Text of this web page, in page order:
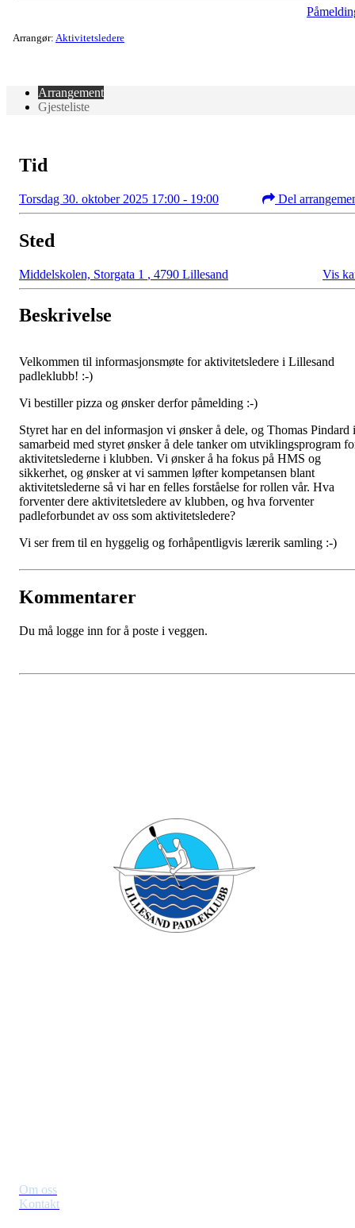
Arrangør: Aktivitetsledere
Arrangement
Gjesteliste
Tid
Torsdag 30. oktober 2025 17:00 - 19:00 Del
Sted
Middelskolen, Storgata 1 , 4790 Lillesand Vis
Beskrivelse
Velkommen til informasjonsmøte for aktivitetsledere i Lillesand
padleklubb! :-)
Vi bestiller pizza og ønsker derfor påmelding :-)
Styret har en del informasjon vi ønsker å dele, og Thomas Pindard i
samarbeid med styret ønsker å dele tanker om utviklingsprogram
aktivitetslederne i klubben. Vi ønsker å ha fokus på HMS og
sikkerhet, og ønsker at vi sammen løfter kompetansen blant
aktivitetslederne så vi har en felles forståelse for rollen vår. Hva
forventer dere aktivitetsledere av klubben, og hva forventer
padleforbundet av oss som aktivitetsledere?
Vi ser frem til en hyggelig og forhåpentligvis lærerik samling :-)
Kommentarer
Du må logge inn for å poste i veggen.
Om oss
Kontakt